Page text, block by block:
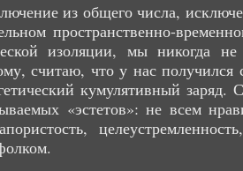
из общего числа,
пространственно-
изоляции, мы никогда
считаю, что у нас получился
кумулятивный заряд.
«эстетов»: не всем